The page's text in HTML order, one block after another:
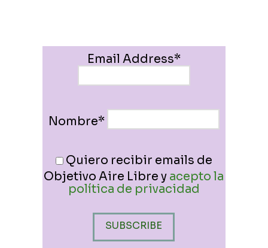
Email Address*
Nombre*
Quiero recibir emails de
Objetivo Aire Libre y acepto la
política de privacidad